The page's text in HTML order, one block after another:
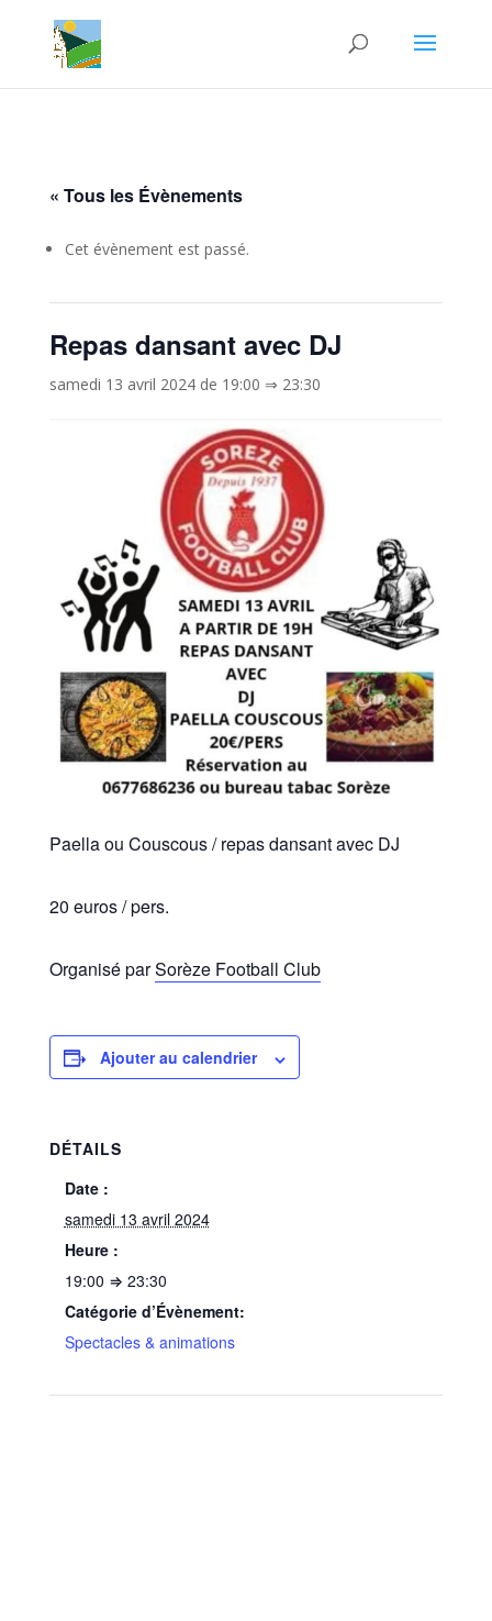
« Tous les Évènements
Cet évènement est passé.
Repas dansant avec DJ
samedi 13 avril 2024 de 19:00 ⇒ 23:30
Paella ou Couscous / repas dansant avec DJ
20 euros / pers.
Organisé parSorèze Football Club
Ajouter au calendrier
DÉTAILS
Date :
samedi 13 avril 2024
Heure :
19:00 ⇒ 23:30
Catégorie d’Évènement:
Spectacles & animations